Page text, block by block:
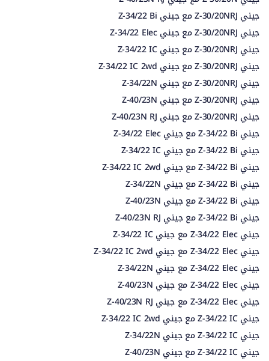
جيني Z-30/20NRJ مع جيني Z-34/22 Bi
جيني Z-30/20NRJ مع جيني Z-34/22 Elec
جيني Z-30/20NRJ مع جيني Z-34/22 IC
جيني Z-30/20NRJ مع جيني Z-34/22 IC 2wd
جيني Z-30/20NRJ مع جيني Z-34/22N
جيني Z-30/20NRJ مع جيني Z-40/23N
جيني Z-30/20NRJ مع جيني Z-40/23N RJ
جيني Z-34/22 Bi مع جيني Z-34/22 Elec
جيني Z-34/22 Bi مع جيني Z-34/22 IC
جيني Z-34/22 Bi مع جيني Z-34/22 IC 2wd
جيني Z-34/22 Bi مع جيني Z-34/22N
جيني Z-34/22 Bi مع جيني Z-40/23N
جيني Z-34/22 Bi مع جيني Z-40/23N RJ
جيني Z-34/22 Elec مع جيني Z-34/22 IC
جيني Z-34/22 Elec مع جيني Z-34/22 IC 2wd
جيني Z-34/22 Elec مع جيني Z-34/22N
جيني Z-34/22 Elec مع جيني Z-40/23N
جيني Z-34/22 Elec مع جيني Z-40/23N RJ
جيني Z-34/22 IC مع جيني Z-34/22 IC 2wd
جيني Z-34/22 IC مع جيني Z-34/22N
جيني Z-34/22 IC مع جيني Z-40/23N